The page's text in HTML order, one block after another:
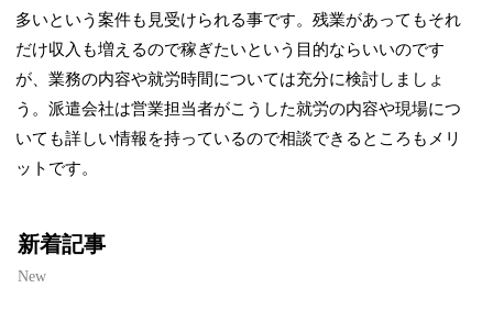
多いという案件も見受けられる事です。残業があってもそれ
だけ収入も増えるので稼ぎたいという目的ならいいのです
が、業務の内容や就労時間については充分に検討しましょ
う。派遣会社は営業担当者がこうした就労の内容や現場につ
いても詳しい情報を持っているので相談できる ところもメリ
ットです。
新着記事
New